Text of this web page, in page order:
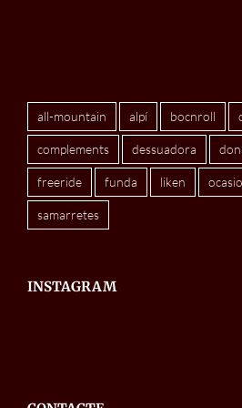
all-mountain alpí bocnroll
complements dessuadora
freeride funda liken ocasio
samarretes
INSTAGRAM